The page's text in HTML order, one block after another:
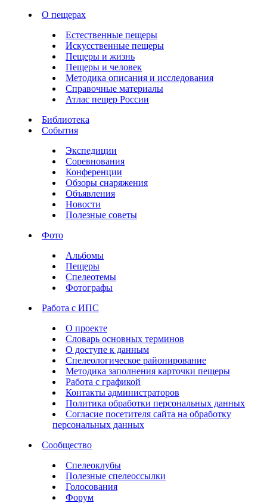
О пещерах
Естественные пещеры
Искусственные пещеры
Пещеры и жизнь
Пещеры и человек
Методика описания и исследования
Справочные материалы
Атлас пещер России
Библиотека
События
Экспедиции
Соревнования
Конференции
Обзоры снаряжения
Объявления
Новости
Полезные советы
Фото
Альбомы
Пещеры
Спелеотемы
Фотографы
Работа с ИПС
О проекте
Словарь основных терминов
О доступе к данным
Спелеологическое районирование
Методика заполнения карточки пещеры
Работа с графикой
Контакты администраторов
Политика обработки персональных данных
Согласие посетителя сайта на обработку
персональных данных
Сообщество
Спелеоклубы
Полезные спелеоссылки
Голосования
Форум